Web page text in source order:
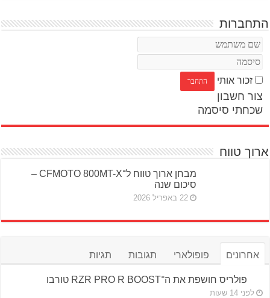
התחברות
זכור אותי
צור חשבון
שכחתי סיסמה
ארוך טווח
מבחן ארוך טווח ל־CFMOTO 800MT-X –
סיכום שנה
22 באפריל 2026
אחרונים פופולארי תגובות תגיות
פולריס חושפת את ה־RZR PRO R BOOST טורבו
לפני 14 שעות